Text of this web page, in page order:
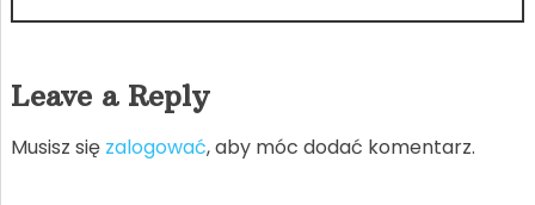
Leave a Reply
Musisz się zalogować, aby móc dodać komentarz.